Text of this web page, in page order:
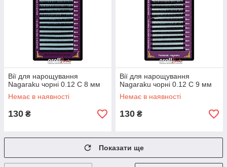
Вії для нарощування
Nagaraku чорні 0.12 C 8 мм
Немає в наявності
130 ₴
Вії для нарощування
Nagaraku чорні 0.12 C 9 мм
Немає в наявності
130 ₴
Показати ще